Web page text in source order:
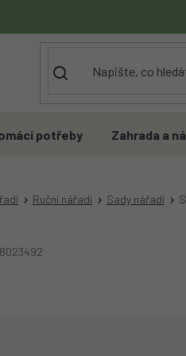
potřeby Zahrada a
Ruční nářadí Sady nářadí
8023492